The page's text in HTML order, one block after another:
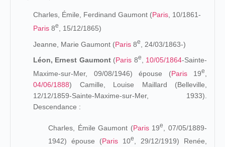
Charles, Émile, Ferdinand Gaumont (Paris , 10/1861-
Paris 8e
, 15/12/1865)
Jeanne, Marie Gaumont (Paris 8e
, 24/03/1863-)
Léon, Ernest Gaumont(Paris 8e 10/05/1864-Sainte-
Maxime-sur-Mer, 09/08/1946) épouse (Paris19e
04/06/1888) Camille, Louise Maillard (Belleville,
12/12/1859-Sainte-Maxime-sur-Mer, 1933).
Descendance :
Charles, Émile Gaumont (Paris19e
, 07/05/1889-
1942) épouse (Paris 10e
, 29/12/1919) Renée,